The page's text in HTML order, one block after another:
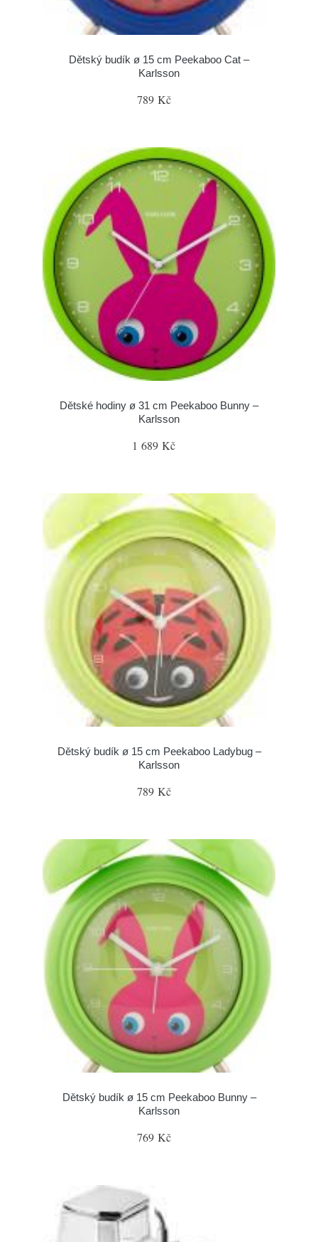
Dětský budík ø 15 cm Peekaboo Cat –
Karlsson
789 Kč
Dětské hodiny ø 31 cm Peekaboo Bunny –
Karlsson
1 689 Kč
Dětský budík ø 15 cm Peekaboo Ladybug –
Karlsson
789 Kč
Dětský budík ø 15 cm Peekaboo Bunny –
Karlsson
769 Kč